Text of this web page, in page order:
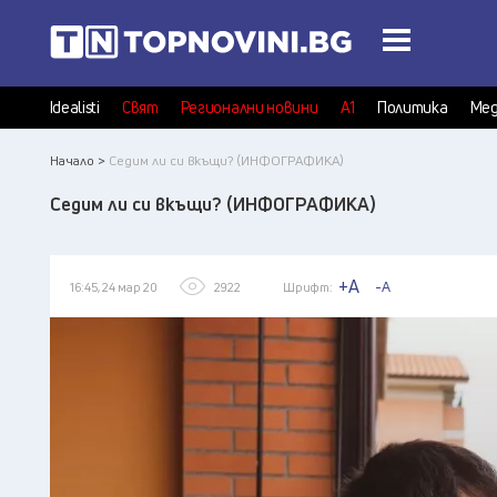
Idealisti Свят Регионални новини А1 Политика
Начало > Седим ли си вкъщи? (ИНФОГРАФИКА)
Седим ли си вкъщи? (ИНФОГРАФИКА)
16:45, 24 мар 20 2922 Шрифт: +A -A